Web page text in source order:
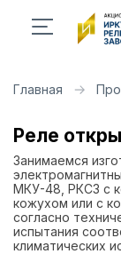
Главная
Реле
Занимаемся
МКУ-48, РКС3 с
кожухом или с
согласно
испытания
климатических